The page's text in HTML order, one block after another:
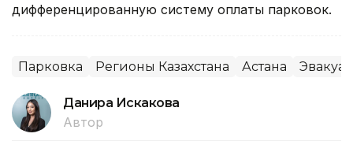
дифференцированную систему оплаты парковок.
Парковка Регионы Казахстана Астана
Данира Искакова
Автор